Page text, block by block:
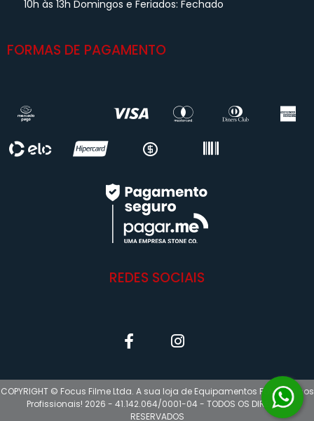
10h às 13h Domingos e Feriados: Fechado
FORMAS DE PAGAMENTO
REDES SOCIAIS
COPYRIGHT © Focus Filme Ltda. A sua loja de Equipamentos Fotográficos
Profissionais! 2026 - 41.142.064/0001-04 - TODOS OS DIREITOS
RESERVADOS